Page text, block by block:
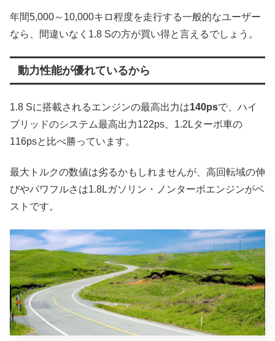
年間5,000～10,000キロ程度を走行する一般的なユーザー
なら、間違いなく1.8 Sの方が買い得と言えるでしょう。
動力性能が優れているから
1.8 Sに搭載されるエンジンの最高出力は140psで、ハイ
ブリッドのシステム最高出力122ps、1.2Lターボ車の
116psと比べ勝っています。
最大トルクの数値は劣るかもしれませんが、高回転域の伸
びやパワフルさは1.8Lガソリン・ノンターボエンジンがベ
ストです。